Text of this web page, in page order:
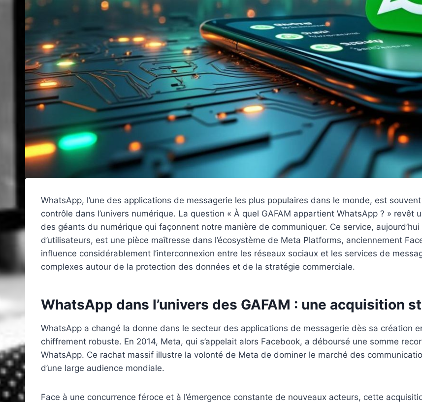
WhatsApp, l’une des applications de messagerie les plus populaires dans le monde, est
contrôle dans l’univers numérique. La question « À quel GAFAM appartient WhatsApp ? » revêt
des géants du numérique qui façonnent notre manière de communiquer. Ce service,
d’utilisateurs, est une pièce maîtresse dans l’écosystème de Meta Platforms, anciennement
influence considérablement l’interconnexion entre les réseaux sociaux et les services de
complexes autour de la protection des données et de la stratégie commerciale.
WhatsApp dans l’univers des GAFAM : une acquisition
WhatsApp a changé la donne dans le secteur des applications de messagerie dès sa création
chiffrement robuste. En 2014, Meta, qui s’appelait alors Facebook, a déboursé une somme
WhatsApp. Ce rachat massif illustre la volonté de Meta de dominer le marché des
d’une large audience mondiale.
Face à une concurrence féroce et à l’émergence constante de nouveaux acteurs, cette